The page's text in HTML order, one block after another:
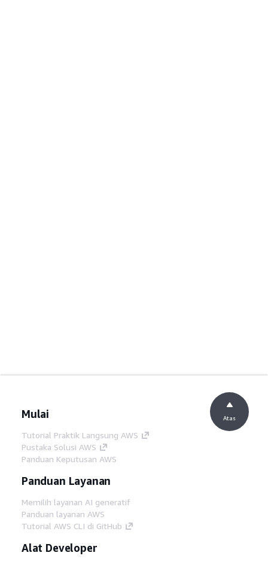
Mulai
Tutorial Praktik Langsung AWS
Pustaka Solusi AWS
Panduan Keputusan AWS
Panduan Layanan
Memilih layanan AI generatif
Panduan layanan AWS
Tutorial AWS CLI di GitHub
Alat Developer
Atas